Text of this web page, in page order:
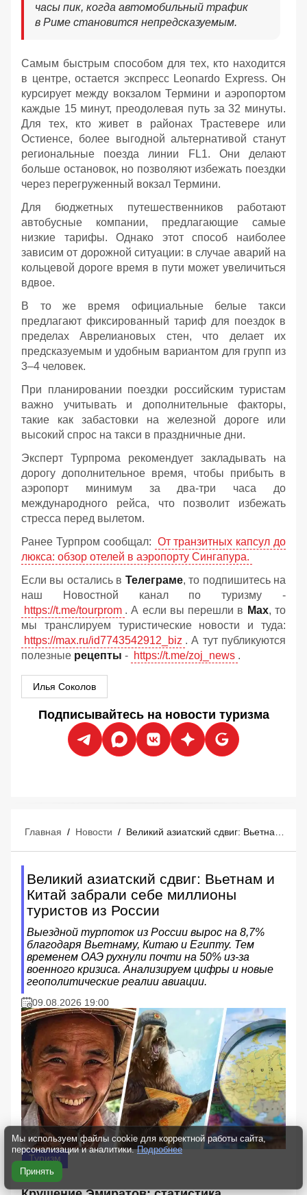
часы пик, когда автомобильный трафик
в Риме становится непредсказуемым.
Самым быстрым способом для тех, кто находится
в центре, остается экспресс Leonardo Express. Он
курсирует между вокзалом Термини и аэропортом
каждые 15 минут, преодолевая путь за 32 минуты.
Для тех, кто живет в районах Трастевере или
Остиенсе, более выгодной альтернативой станут
региональные поезда линии FL1. Они делают
больше остановок, но позволяют избежать поездки
через перегруженный вокзал Термини.
Для бюджетных путешественников работают
автобусные компании, предлагающие самые
низкие тарифы. Однако этот способ наиболее
зависим от дорожной ситуации: в случае аварий на
кольцевой дороге время в пути может увеличиться
вдвое.
В то же время официальные белые такси
предлагают фиксированный тариф для поездок в
пределах Аврелиановых стен, что делает их
предсказуемым и удобным вариантом для групп из
3–4 человек.
При планировании поездки российским туристам
важно учитывать и дополнительные факторы,
такие как забастовки на железной дороге или
высокий спрос на такси в праздничные дни.
Эксперт Турпрома рекомендует закладывать на
дорогу дополнительное время, чтобы прибыть в
аэропорт минимум за два-три часа до
международного рейса, что позволит избежать
стресса перед вылетом.
Ранее Турпром сообщал: От транзитных капсул до
люкса: обзор отелей в аэропорту Сингапура.
Если вы остались в Телеграме, то подпишитесь на
наш Новостной канал по туризму -
https://t.me/tourprom . А если вы перешли в Мах, то
мы транслируем туристические новости и туда:
https://max.ru/id7743542912_biz . А тут публикуются
полезные рецепты - https://t.me/zoj_news .
Илья Соколов
Подписывайтесь на новости туризма
Главная / Новости /
Великий азиатский сдвиг: Вьетнам и
Китай забрали себе миллионы
туристов из России
Выездной турпоток из России вырос на 8,7%
благодаря Вьетнаму, Китаю и Египту. Тем
временем ОАЭ рухнули почти на 50% из-за
военного кризиса. Анализируем цифры и новые
геополитические реалии авиации.
09.08.2026 19:00
Туризм
Мы используем файлы cookie для корректной работы сайта,
персонализации и аналитики. Подробнее
Принять